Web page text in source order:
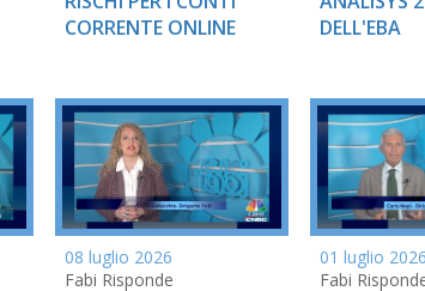
CORRENTE ONLINE
DELL'EBA
08 luglio 2026
Fabi Risponde
01 luglio 2026
Fabi